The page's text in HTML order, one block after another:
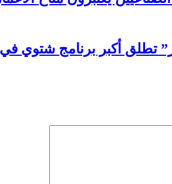
برنامج شتوي في تاريخها بالمغرب